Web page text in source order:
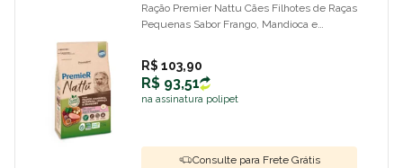
Ração Premier Nattu Cães Filhotes de Raças
Pequenas Sabor Frango, Mandioca e
R$ 103,90
R$ 93,51
na assinatura polipet
Consulte para Frete Grátis